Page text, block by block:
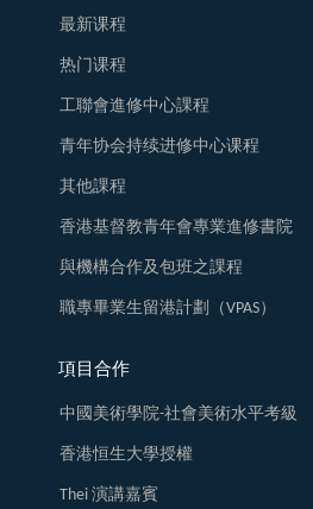
最新课程
热门课程
工聯會進修中心課程
青年协会持续进修中心课程
其他課程
香港基督教青年會專業進修書院
與機構合作及包班之課程
職專畢業生留港計劃（VPAS）
項目合作
中國美術學院-社會美術水平考級
香港恒生大學授權
Thei 演講嘉賓